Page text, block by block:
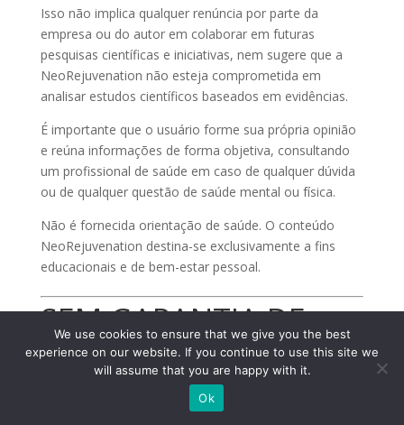
Isso não implica qualquer renúncia por parte da
empresa ou do autor em colaborar em futuras
pesquisas científicas e iniciativas, nem sugere que a
NeoRejuvenation não esteja comprometida em
analisar estudos científicos baseados em evidências.
É importante que o usuário forme sua própria opinião
e reúna informações de forma objetiva, consultando
um profissional de saúde em caso de qualquer dúvida
ou de qualquer questão de saúde mental ou física.
Não é fornecida orientação de saúde. O conteúdo
NeoRejuvenation destina-se exclusivamente a fins
educacionais e de bem-estar pessoal.
SEM GARANTIA DE
RESULTADOS
, isto é, a Neorejuvenai Global
Limited, bem como o Titular da Propriedade
We use cookies to ensure that we give you the best
experience on our website. If you continue to use this site we
will assume that you are happy with it.
Ok